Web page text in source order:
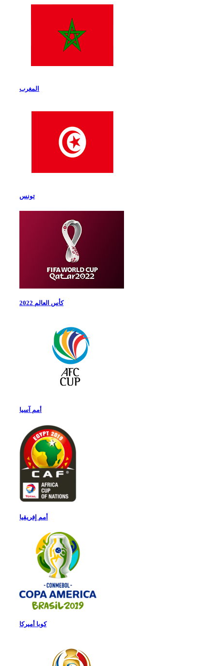
المغرب
تونس
كأس العالم 2022
أمم آسيا
أمم إفريقيا
كوبا أميركا